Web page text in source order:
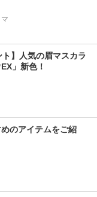
ト】人気の眉マスカラ
」新色！
のアイテムをご紹